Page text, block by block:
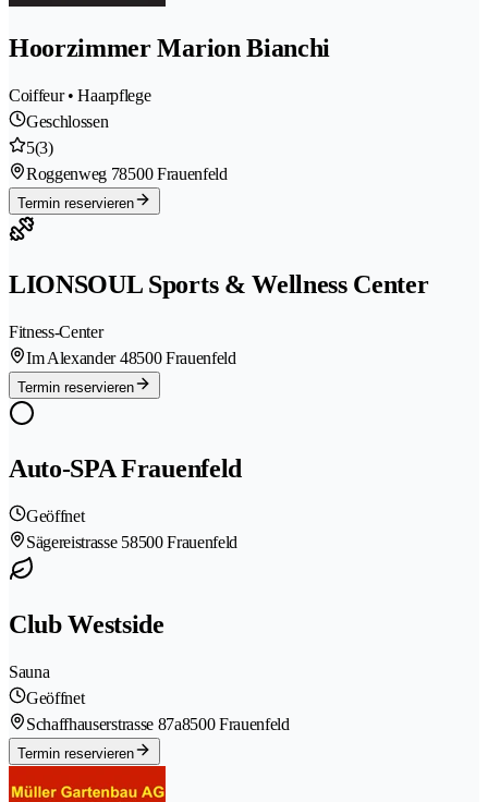
Hoorzimmer Marion Bianchi
Coiffeur • Haarpflege
Geschlossen
5(3)
Roggenweg 78500 Frauenfeld
Termin reservieren
LIONSOUL Sports & Wellness Center
Fitness-Center
Im Alexander 48500 Frauenfeld
Termin reservieren
Auto-SPA Frauenfeld
Geöffnet
Sägereistrasse 58500 Frauenfeld
Club Westside
Sauna
Geöffnet
Schaffhauserstrasse 87a8500 Frauenfeld
Termin reservieren